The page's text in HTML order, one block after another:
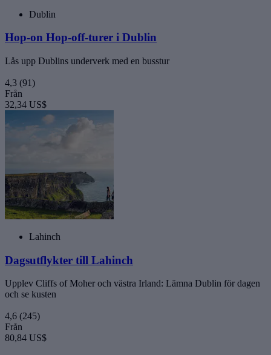
Dublin
Hop-on Hop-off-turer i Dublin
Lås upp Dublins underverk med en busstur
4,3 (91)
Från
32,34 US$
Lahinch
Dagsutflykter till Lahinch
Upplev Cliffs of Moher och västra Irland: Lämna Dublin för dagen
och se kusten
4,6 (245)
Från
80,84 US$